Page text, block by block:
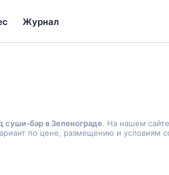
Журнал
суши-бар в Зеленограде. На нашем
по цене, размещению и условиям